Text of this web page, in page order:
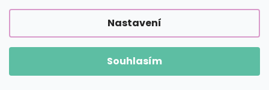
Nastavení
Souhlasím
BEZPEČNÉ MOŽNOSTI PLATBY
Vytvořil Shoptet Premium|UpraviloFV STUDIO
Vymalujsisam.cz. Všechna práva vyhrazena.